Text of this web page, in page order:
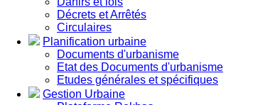
Décrets et Arrêtés
Circulaires
Planification urbaine
Documents d'urbanisme
Etat des Documents d'urbanisme
Etudes générales et spécifiques
Gestion Urbaine